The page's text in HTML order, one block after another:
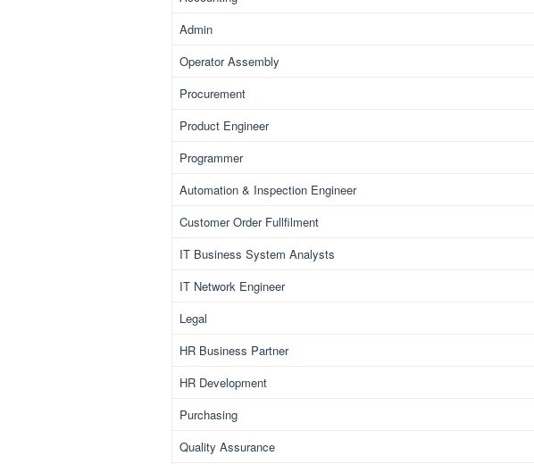
Admin
Operator Assembly
Procurement
Product Engineer
Programmer
Automation & Inspection Engineer
Customer Order Fullfilment
IT Business System Analysts
IT Network Engineer
Legal
HR Business Partner
HR Development
Purchasing
Quality Assurance